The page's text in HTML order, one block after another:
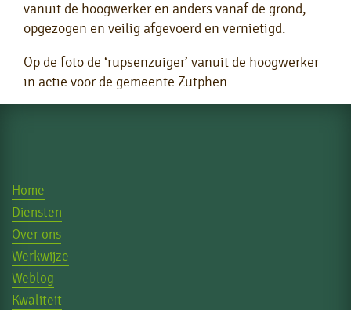
vanuit de hoogwerker en anders vanaf de grond,
opgezogen en veilig afgevoerd en vernietigd.
Op de foto de ‘rupsenzuiger’ vanuit de hoogwerker
in actie voor de gemeente Zutphen.
Home
Diensten
Over ons
Werkwijze
Weblog
Kwaliteit